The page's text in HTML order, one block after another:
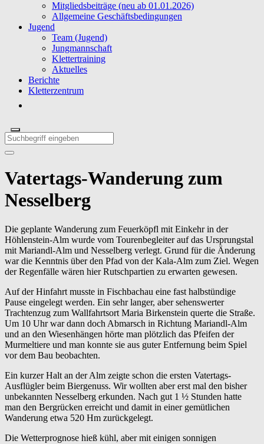
Mitgliedsbeiträge (neu ab 01.01.2026)
Allgemeine Geschäftsbedingungen
Jugend
Team (Jugend)
Jungmannschaft
Klettertraining
Aktuelles
Berichte
Kletterzentrum
Vatertags-Wanderung zum
Nesselberg
Die geplante Wanderung zum Feuerköpfl mit Einkehr in der
Höhlenstein-Alm wurde vom Tourenbegleiter auf das Ursprungstal
mit Mariandl-Alm und Nesselberg verlegt. Grund für die Änderung
war die Kenntnis über den Pfad von der Kala-Alm zum Ziel. Wegen
der Regenfälle wären hier Rutschpartien zu erwarten gewesen.
Auf der Hinfahrt musste in Fischbachau eine fast halbstündige
Pause eingelegt werden. Ein sehr langer, aber sehenswerter
Trachtenzug zum Wallfahrtsort Maria Birkenstein querte die Straße.
Um 10 Uhr war dann doch Abmarsch in Richtung Mariandl-Alm
und an den Wiesenhängen hörte man plötzlich das Pfeifen der
Murmeltiere und man konnte sie aus guter Entfernung beim Spiel
vor dem Bau beobachten.
Ein kurzer Halt an der Alm zeigte schon die ersten Vatertags-
Ausflügler beim Biergenuss. Wir wollten aber erst mal den bisher
unbekannten Nesselberg erkunden. Nach gut 1 ½ Stunden hatte
man den Bergrücken erreicht und damit in einer gemütlichen
Wanderung etwa 520 Hm zurückgelegt.
Die Wetterprognose hieß kühl, aber mit einigen sonnigen